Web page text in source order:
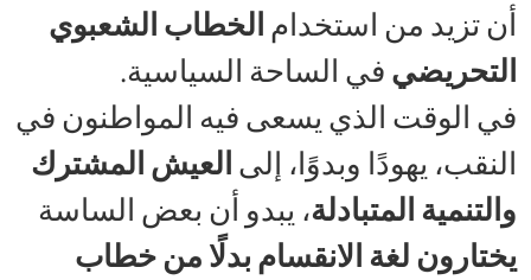
أن تزيد من استخدام الخطاب الشعبوي
التحريضي في الساحة السياسية.
في الوقت الذي يسعى فيه المواطنون في
النقب، يهودًا وبدوًا، إلى العيش المشترك
والتنمية المتبادلة، يبدو أن بعض الساسة
يختارون لغة الانقسام بدلًا من خطاب